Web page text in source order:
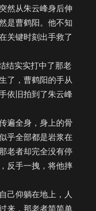
然从朱云峰身后伸
是曹鹤阳。他不知
关键时刻出手救了
实实打中了那老
了，曹鹤阳的手从
依旧拍到了朱云峰
全身，身上的骨
乎全部都是岩浆在
老者却完全没有停
反手一拽，将他摔
仰躺在地上，人
来，那老者简简单